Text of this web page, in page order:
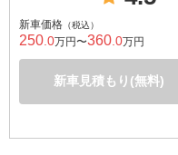
新車価格 （税込）
250 .0万円〜360 .0万円
新車見積もり(無料)